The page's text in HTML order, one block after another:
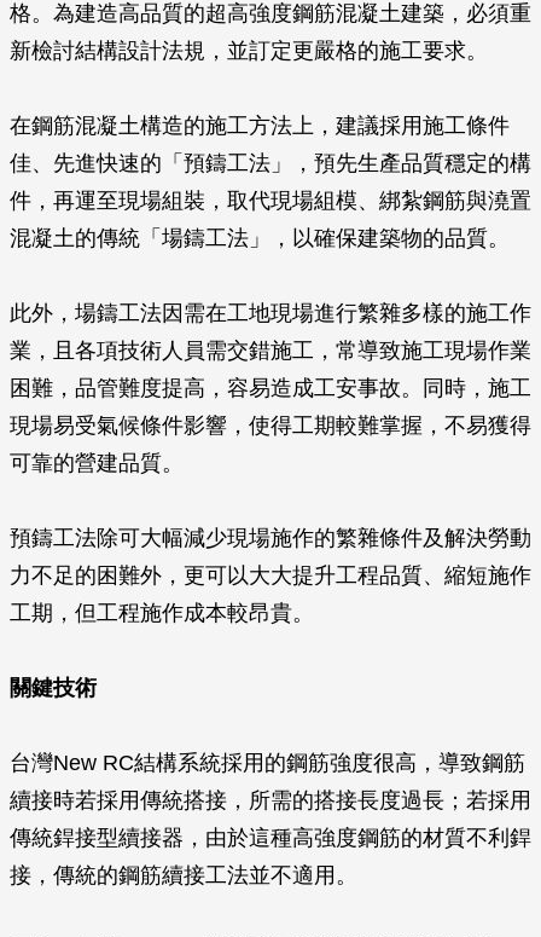
格。為建造高品質的超高強度鋼筋混凝土建築，必須重
新檢討結構設計法規，並訂定更嚴格的施工要求。
在鋼筋混凝土構造的施工方法上，建議採用施工條件
佳、先進快速的「預鑄工法」，預先生產品質穩定的構
件，再運至現場組裝，取代現場組模、綁紮鋼筋與澆置
混凝土的傳統「場鑄工法」，以確保建築物的品質。
此外，場鑄工法因需在工地現場進行繁雜多樣的施工作
業，且各項技術人員需交錯施工，常導致施工現場作業
困難，品管難度提高，容易造成工安事故。同時，施工
現場易受氣候條件影響，使得工期較難掌握，不易獲得
可靠的營建品質。
預鑄工法除可大幅減少現場施作的繁雜條件及解決勞動
力不足的困難外，更可以大大提升工程品質、縮短施作
工期，但工程施作成本較昂貴。
關鍵技術
台灣New RC結構系統採用的鋼筋強度很高，導致鋼筋
續接時若採用傳統搭接，所需的搭接長度過長；若採用
傳統銲接型續接器，由於這種高強度鋼筋的材質不利銲
接，傳統的鋼筋續接工法並不適用。